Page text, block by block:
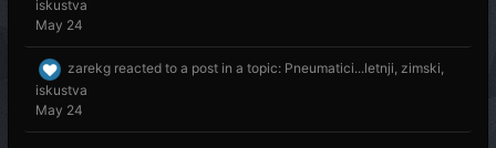
iskustva
May 24
zarekg reacted to a post in a topic: Pneumatici...letnji, zimski,
iskustva
May 24